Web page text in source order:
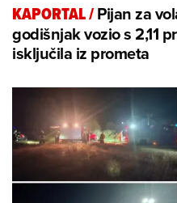
KAPORTAL/Pijan za
godišnjak vozio s 2,11
isključila iz prometa